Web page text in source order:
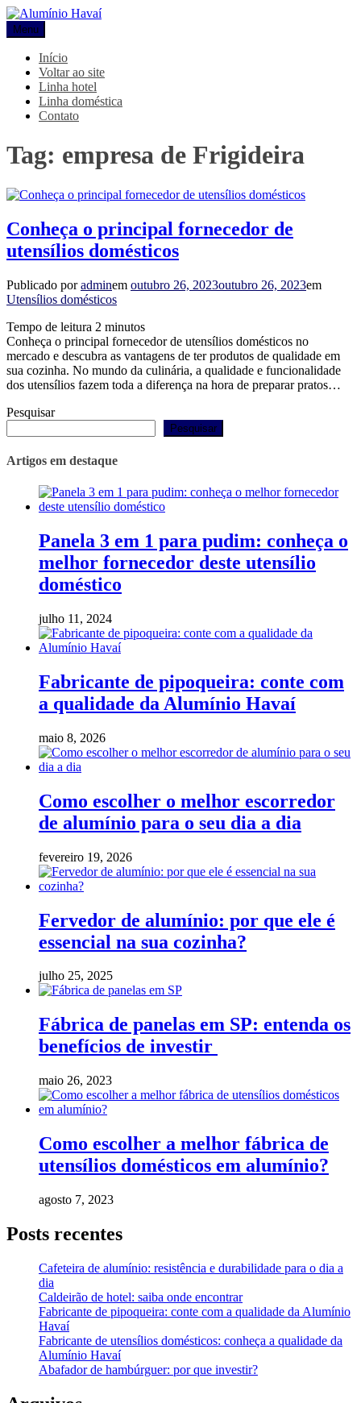
Pular
para
o
conteúdo
Alumínio Havaí
Blog Alumínio Havaí
Menu
Início
Voltar ao site
Linha hotel
Linha doméstica
Contato
Tag: empresa de Frigideira
Conheça o principal fornecedor de
utensílios domésticos
Publicado poradminem outubro 26, 2023outubro 26, 2023em
Utensílios domésticos
Tempo de leitura 2 minutos
Conheça o principal fornecedor de utensílios domésticos no
mercado e descubra as vantagens de ter produtos de qualidade em
sua cozinha. No mundo da culinária, a qualidade e funcionalidade
dos utensílios fazem toda a diferença na hora de preparar pratos…
Pesquisar
Pesquisar
Artigos em destaque
Panela 3 em 1 para pudim: conheça o
melhor fornecedor deste utensílio
doméstico
julho 11, 2024
Fabricante de pipoqueira: conte com
a qualidade da Alumínio Havaí
maio 8, 2026
Como escolher o melhor escorredor
de alumínio para o seu dia a dia
fevereiro 19, 2026
Fervedor de alumínio: por que ele é
essencial na sua cozinha?
julho 25, 2025
Fábrica de panelas em SP: entenda os
benefícios de investir
maio 26, 2023
Como escolher a melhor fábrica de
utensílios domésticos em alumínio?
agosto 7, 2023
Posts recentes
Cafeteira de alumínio: resistência e durabilidade para o dia a
dia
Caldeirão de hotel: saiba onde encontrar
Fabricante de pipoqueira: conte com a qualidade da Alumínio
Havaí
Fabricante de utensílios domésticos: conheça a qualidade da
Alumínio Havaí
Abafador de hambúrguer: por que investir?